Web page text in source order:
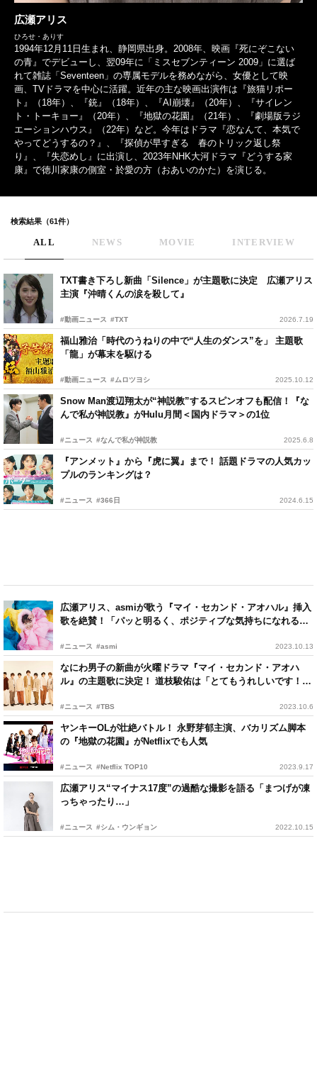
広瀬アリス
ひろせ・ありす
1994年12月11日生まれ、静岡県出身。2008年、映画『死にぞこない
の青』でデビューし、翌09年に「ミスセブンティーン 2009」に選ば
れて雑誌「Seventeen」の専属モデルを務めながら、女優として映
画、TVドラマを中心に活躍。近年の主な映画出演作は『旅猫リポー
ト』（18年）、『銃』（18年）、『AI崩壊』（20年）、『サイレン
ト・トーキョー』（20年）、『地獄の花園』（21年）、『劇場版ラジ
エーションハウス』（22年）など。今年はドラマ『恋なんて、本気で
やってどうするの？』、『探偵が早すぎる 春のトリック返し祭
り』、『失恋めし』に出演し、2023年NHK大河ドラマ『どうする家
康』で徳川家康の側室・於愛の方（おあいのかた）を演じる。
検索結果（61件）
ALL NEWS MOVIE INTERVIEW
TXT書き下ろし新曲「Silence」が主題歌に決定 広瀬アリス
主演『沖晴くんの涙を殺して』
#動画ニュース #TXT 2026.7.19
福山雅治「時代のうねりの中で“人生のダンス”を」 主題歌
「龍」が幕末を駆ける
#動画ニュース #ムロツヨシ 2025.10.12
Snow Man渡辺翔太が“神説教”するスピンオフも配信！『な
んで私が神説教』がHulu月間＜国内ドラマ＞の1位
#ニュース #なんで私が神説教 2025.6.8
『アンメット』から『虎に翼』まで！ 話題ドラマの人気カッ
プルのランキングは？
#ニュース #366日 2024.6.15
広瀬アリス、asmiが歌う『マイ・セカンド・アオハル』挿入
歌を絶賛！「パッと明るく、ポジティブな気持ちになれる楽
#ニュース #asmi 2023.10.13
なにわ男子の新曲が火曜ドラマ『マイ・セカンド・アオハ
ル』の主題歌に決定！ 道枝駿佑は「とてもうれしいです！」
#ニュース #TBS 2023.10.6
ヤンキーOLが壮絶バトル！ 永野芽郁主演、バカリズム脚本
の『地獄の花園』がNetflixでも人気
#ニュース #Netflix TOP10 2023.9.17
広瀬アリス“マイナス17度”の過酷な撮影を語る「まつげが凍
っちゃったり…」
#ニュース #シム・ウンギョン 2022.10.15